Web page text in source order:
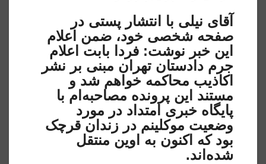
آقای نیلی با انتشار پستی در
صفحه شخصی خود، ضمن اعلام
این خبر نوشت: فردا بابت اعلام
جرم دادستان تهران مبنی بر نشر
اکاذیب محاکمه خواهم شد و
مستند این پرونده مصاحبه‌ام با
پایگاه خبری امتداد در مورد
وضعیت موکلینم در زندان قرچک
بود که اکنون به اوین منتقل
شده‌اند.